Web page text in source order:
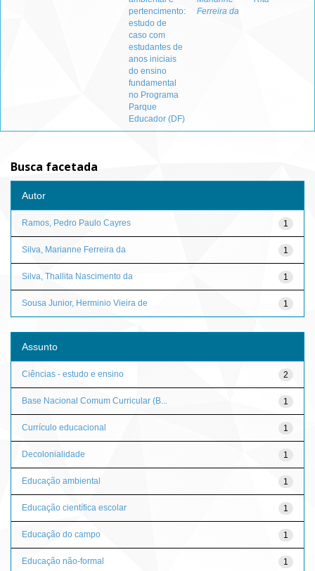
pertencimento:
estudo de
caso com
estudantes de
anos iniciais
do ensino
fundamental
no Programa
Parque
Educador (DF)
Ferreira da
Busca facetada
Autor
1
Ramos, Pedro Paulo Cayres
1
Silva, Marianne Ferreira da
1
Silva, Thallita Nascimento da
1
Sousa Junior, Herminio Vieira de
Assunto
2
Ciências - estudo e ensino
1
Base Nacional Comum Curricular (B...
1
Currículo educacional
1
Decolonialidade
1
Educação ambiental
1
Educação científica escolar
1
Educação do campo
1
Educação não-formal